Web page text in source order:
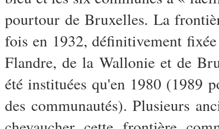
pourtour de Bruxelles. La
fois en 1932, définitivement
Flandre, de la Wallonie et de
été instituées qu'en 1980 (1989
des communautés). Plusieurs